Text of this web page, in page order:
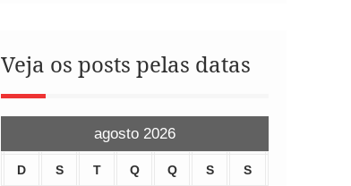
Veja os posts pelas datas
agosto 2026
D S T Q Q S S